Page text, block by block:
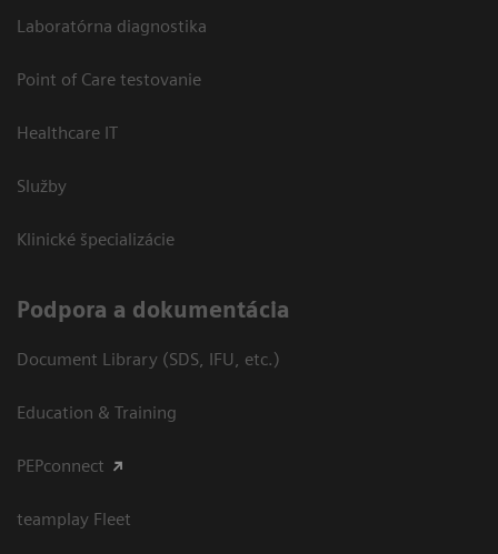
Laboratórna diagnostika
Point of Care testovanie
Healthcare IT
Služby
Klinické špecializácie
Podpora a dokumentácia
Document Library (SDS, IFU, etc.)
Education & Training
PEPconnect
teamplay Fleet